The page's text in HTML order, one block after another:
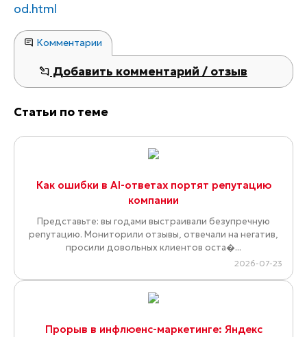
od.html
Комментарии
Добавить комментарий / отзыв
Статьи по теме
Как ошибки в AI-ответах портят репутацию
компании
Представьте: вы годами выстраивали безупречную
репутацию. Мониторили отзывы, отвечали на негатив,
просили довольных клиентов оста�...
2026-07-23
Прорыв в инфлюенс-маркетинге: Яндекс